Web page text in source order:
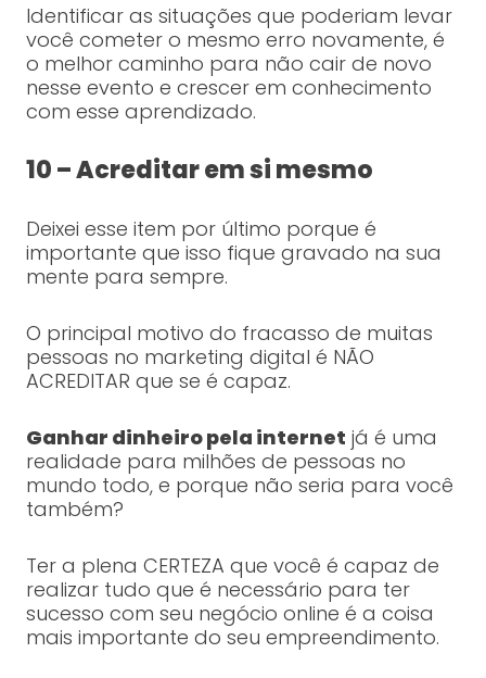
Identificar as situações que poderiam levar
você cometer o mesmo erro novamente, é
o melhor caminho para não cair de novo
nesse evento e crescer em conhecimento
com esse aprendizado.
10 – Acreditar em si mesmo
Deixei esse item por último porque é
importante que isso fique gravado na sua
mente para sempre.
O principal motivo do fracasso de muitas
pessoas no marketing digital é NÃO
ACREDITAR que se é capaz.
Ganhar dinheiro pela internet já é uma
realidade para milhões de pessoas no
mundo todo, e porque não seria para você
também?
Ter a plena CERTEZA que você é capaz de
realizar tudo que é necessário para ter
sucesso com seu negócio online é a coisa
mais importante do seu empreendimento.